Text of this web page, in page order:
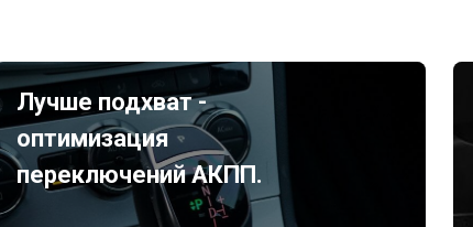
Лучше подхват -
оптимизация
переключений АКПП.